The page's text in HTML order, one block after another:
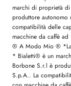
marchi di proprietà
produttore
compatibilità delle
macchine da caffè
® A Modo Mio ®
* Bialetti® è un
Borbone S.r.l è
S.p.A.. La